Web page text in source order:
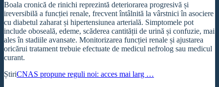
Boala cronică de rinichi reprezintă deteriorarea progresivă și
ireversibilă a funcției renale, frecvent întâlnită la vârstnici în asociere
cu diabetul zaharat și hipertensiunea arterială. Simptomele pot
include oboseală, edeme, scăderea cantității de urină și confuzie, mai
ales în stadiile avansate. Monitorizarea funcției renale și ajustarea
oricărui tratament trebuie efectuate de medicul nefrolog sau medicul
curant.
ȘtiriCNAS propune reguli noi: acces mai larg …